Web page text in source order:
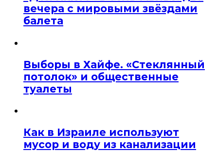
вечера с мировыми звёздами
балета
Выборы в Хайфе. «Стеклянный
потолок» и общественные
туалеты
Как в Израиле используют
мусор и воду из канализации